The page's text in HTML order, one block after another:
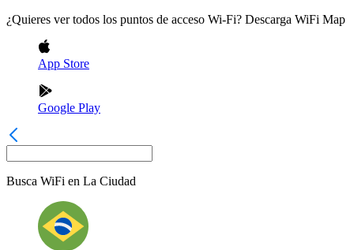
¿Quieres ver todos los puntos de acceso Wi-Fi? Descarga WiFi Map
App Store
Google Play
Busca WiFi en La Ciudad